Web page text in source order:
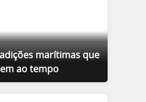
marítimas que
ao tempo